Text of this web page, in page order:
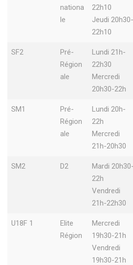
nationa
le
22h10
Jeudi 20h30-
22h10
SF2
Pré-
Région
ale
Lundi 21h-
22h30
Mercredi
20h30-22h
SM1
Pré-
Région
ale
Lundi 20h-
22h
Mercredi
21h-20h30
SM2 D2
Mardi 20h30-
22h
Vendredi
21h-22h30
U18F 1
Elite
Région
Mercredi
19h30-21h
Vendredi
19h30-21h